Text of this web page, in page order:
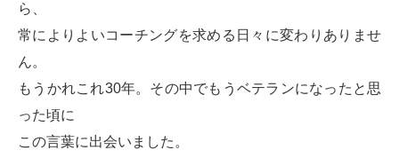
ら、
常によりよいコーチングを求める日々に変わりありませ
ん。
もうかれこれ30年。その中でもうベテランになったと思
った頃に
この言葉に出会いました。